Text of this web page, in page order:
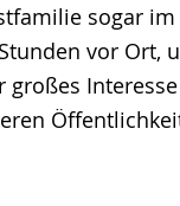
sogar im
vor Ort,